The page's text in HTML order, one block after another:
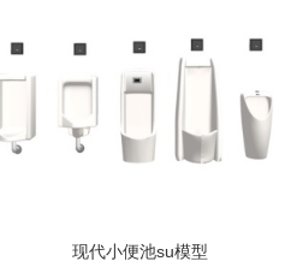
现代小便池su模型